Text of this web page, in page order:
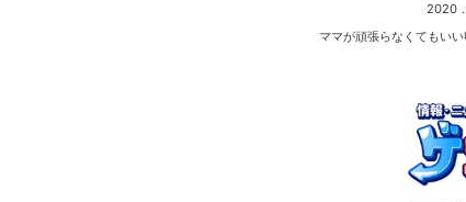
2020
ママが頑張らなくてもい